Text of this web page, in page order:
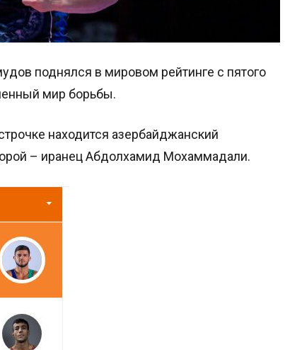
поднялся в мировом рейтинге с пятого
мир борьбы.
находится азербайджанский
– иранец Абдолхамид Мохаммадали.